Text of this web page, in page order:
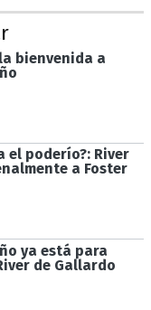
bienvenida a
el poderío?: River
a Foster
ya está para
de Gallardo